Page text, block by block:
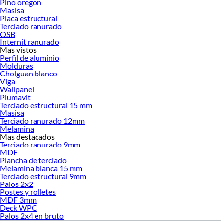
Tipos de terciado
Terciado estructural: tablero para funciones resistentes en pisos, muros y
techos
Se usa cuando tu proyecto necesita resistencia mecánica y estabilidad. Es una
buena opción para tabiquerías, estructuras de piso, envigados y cubiertas.
Terciado ranurado: tablero con acabado decorativo para revestimientos
interiores y muebles
Se usa principalmente en revestimientos, tabiques decorativos y muebles. Su
terminación ranurada aporta una apariencia cálida y rústica.
Terciado estructural vs. terciado ranurado
Característica
Acabado
Aplicaciones
principales
Tabiquerías,
Pino oregon
Masisa
Placa estructural
Terciado ranurado
OSB
Internit ranurado
Mas vistos
Perfil de aluminio
Molduras
Cholguan blanco
Viga
Wallpanel
Plumavit
Terciado estructural 15 mm
Masisa
Terciado ranurado 12mm
Melamina
Mas destacados
Terciado ranurado 9mm
MDF
Plancha de terciado
Melamina blanca 15 mm
Terciado estructural 9mm
Palos 2x2
Postes y rolletes
MDF 3mm
Deck WPC
Palos 2x4 en bruto